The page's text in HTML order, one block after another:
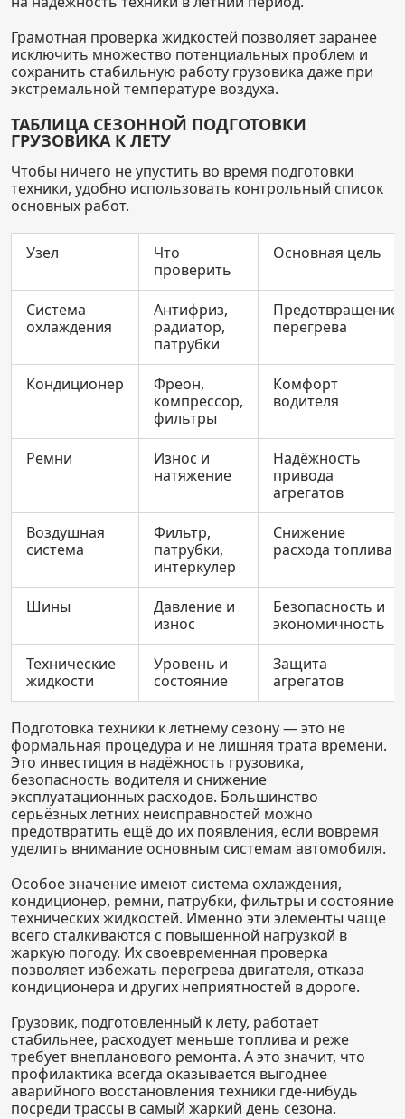
Грамотная проверка жидкостей позволяет заранее
исключить множество потенциальных проблем и
сохранить стабильную работу грузовика даже при
экстремальной температуре воздуха.
ТАБЛИЦА СЕЗОННОЙ ПОДГОТОВКИ
ГРУЗОВИКА К ЛЕТУ
Чтобы ничего не упустить во время подготовки
техники, удобно использовать контрольный список
основных работ.
Узел
Что
проверить
Основная цель
Система
охлаждения
Антифриз,
радиатор,
патрубки
Предотвращение
перегрева
Кондиционер
Фреон,
компрессор,
фильтры
Комфорт
водителя
Ремни
Износ и
натяжение
Надёжность
привода
агрегатов
Воздушная
система
Фильтр,
патрубки,
интеркулер
Снижение
расхода топлива
Шины
Давление и
износ
Безопасность и
экономичность
Технические
жидкости
Уровень и
состояние
Защита
агрегатов
Подготовка техники к летнему сезону — это не
формальная процедура и не лишняя трата времени.
Это инвестиция в надёжность грузовика,
безопасность водителя и снижение
эксплуатационных расходов. Большинство
серьёзных летних неисправностей можно
предотвратить ещё до их появления, если вовремя
уделить внимание основным системам автомобиля.
Особое значение имеют система охлаждения,
кондиционер, ремни, патрубки, фильтры и состояние
технических жидкостей. Именно эти элементы чаще
всего сталкиваются с повышенной нагрузкой в
жаркую погоду. Их своевременная проверка
позволяет избежать перегрева двигателя, отказа
кондиционера и других неприятностей в дороге.
Грузовик, подготовленный к лету, работает
стабильнее, расходует меньше топлива и реже
требует внепланового ремонта. А это значит, что
профилактика всегда оказывается выгоднее
аварийного восстановления техники где-нибудь
посреди трассы в самый жаркий день сезона.